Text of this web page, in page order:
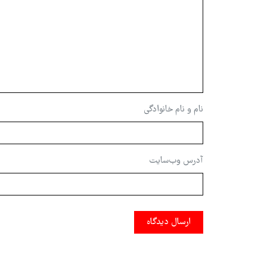
نام و نام خانوادگی
آدرس وب‌سایت
ارسال دیدگاه